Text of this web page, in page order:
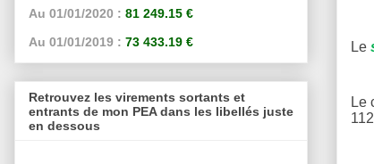
Le
Le
Au 01/01/2020 : 81 249.15 €
Au 01/01/2019 : 73 433.19 €
Retrouvez les virements sortants et
entrants de mon PEA dans les libellés juste
en dessous